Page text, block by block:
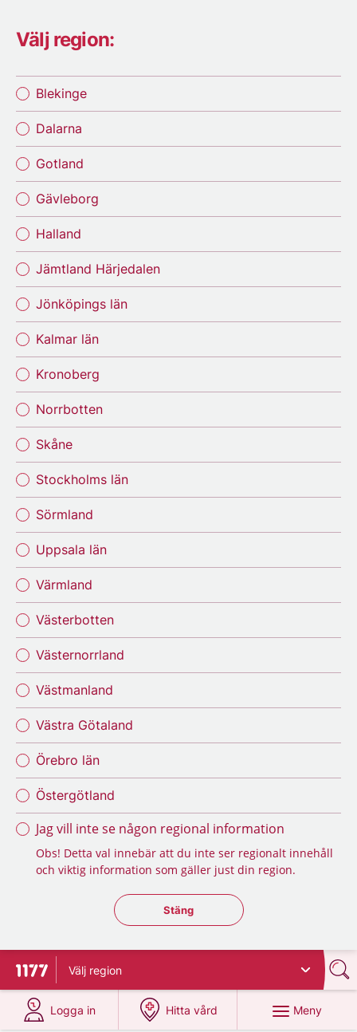
Välj region:
Blekinge
Dalarna
Gotland
Gävleborg
Halland
Jämtland Härjedalen
Jönköpings län
Kalmar län
Kronoberg
Norrbotten
Skåne
Stockholms län
Sörmland
Uppsala län
Värmland
Västerbotten
Västernorrland
Västmanland
Västra Götaland
Örebro län
Östergötland
Jag vill inte se någon regional information
Obs! Detta val innebär att du inte ser regionalt innehåll
och viktig information som gäller just din region.
Stäng regionsväljaren
Stäng
Till startsidan för 1177
Välj region
Logga in
på 1177.se
Hitta vård
på 1177.se
Meny